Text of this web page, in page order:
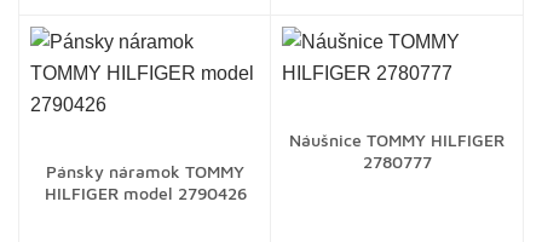
Pánsky náramok TOMMY
HILFIGER model 2790426
Náušnice TOMMY HILFIGER
2780777